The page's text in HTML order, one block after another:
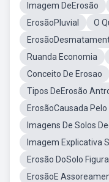
Imagem DeErosão
ErosãoPluvial
O
Ruanda Economia
Conceito De Erosao
Tipos DeErosão
ErosãoCausada
Imagens De Solos
Imagem Explicativa
Erosão DoSolo
ErosãoE